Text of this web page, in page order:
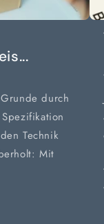
durch
Technik
Mit